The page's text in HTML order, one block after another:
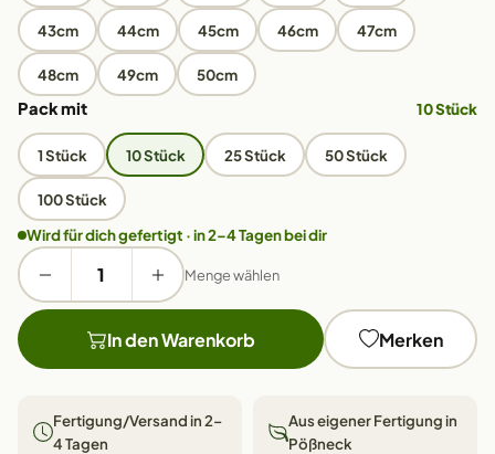
43cm 44cm 45cm 46cm 47cm
48cm 49cm 50cm
Pack mit 10 Stück
1 Stück 10 Stück 25 Stück 50 Stück
100 Stück
Wird für dich gefertigt · in 2–4 Tagen bei dir
Menge wählen
In den Warenkorb Merken
Fertigung/Versand in 2–
4 Tagen
Aus eigener Fertigung in
Pößneck